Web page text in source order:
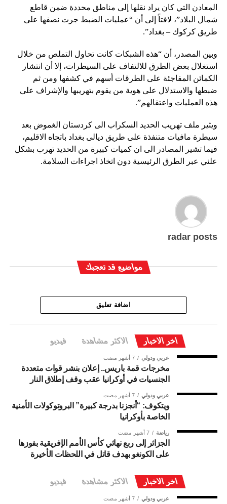
المعادن التي كان يراد نقلها إلى مناطق محددة ضمن قاطع
شمال البلاد”، لافتاً إلى أن “عمليات الضبط جرت نصفها على
طريق كركوك – بغداد”.
وبين المصدر، أن “هذه الشبكات كانت تحاول التملص من خلال
استغلال بعض الطرق للالتفاف على السيطرات، إلا أن انتشار
الكمائن المفاجئة على الطرقات أسهم في كشفها ومن ثم
ضبطها والاستدلال على هوية من يقوم بتهريبها والإشراف على
هذه العمليات واعتقالهم”.
ويثير ملف تهريب الحديد السكراب الى كردستان الغموض بعد
سيطرة مافيات متنفذة على طريق ديالى بغداد باتجاه الاقليم،
فيما تشير المصادر الى ان كميات كبيرة من الحديد تهرب بشكل
علني عبر الطرق الرئيسية دون اتخاذ اجراءات السلامة.
radar posts
مواضيع قد تعجبك
اضافة تعليق
اخر الاخبار الاكثر مشاهدة فيديو
عربي ودولي 7 أشهر مضت
مخرجات قمة باريس.. إعلان بنشر قوات متعددة
الجنسيات في أوكرانيا عقب وقف إطلاق النار
عربي ودولي 7 أشهر مضت
ويتكوف: “أنجزنا بدرجة كبيرة” البروتوكولات الأمنية
الخاصة بأوكرانيا
رياضة 7 أشهر مضت
الجزائر إلى ربع نهائي كأس الأمم الإفريقية بفوزها
على الكونغو بهدف قاتل في اللحظات الأخيرة
اخر الاخبار الاكثر مشاهدة فيديو
عربي ودولي 7 أشهر مضت